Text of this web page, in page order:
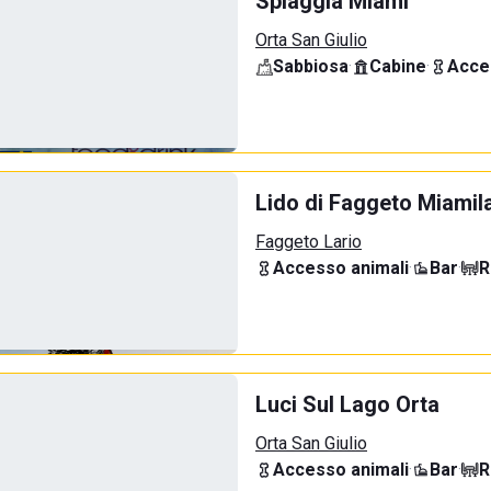
Orta San Giulio
Sabbiosa· Cabine·
Lido di Faggeto
Faggeto Lario
Accesso animali· Bar·
Luci Sul Lago Orta
Orta San Giulio
Accesso animali· Bar·